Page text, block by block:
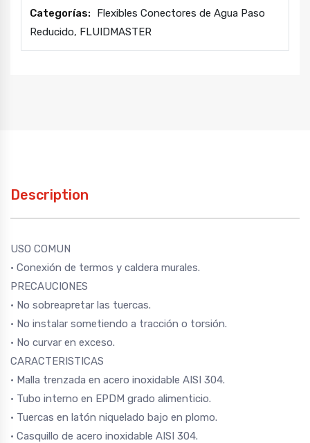
Categorías:
Flexibles Conectores de Agua Paso
Reducido, FLUIDMASTER
Description
USO COMUN
• Conexión de termos y caldera murales.
PRECAUCIONES
• No sobreapretar las tuercas.
• No instalar sometiendo a tracción o torsión.
• No curvar en exceso.
CARACTERISTICAS
• Malla trenzada en acero inoxidable AISI 304.
• Tubo interno en EPDM grado alimenticio.
• Tuercas en latón niquelado bajo en plomo.
• Casquillo de acero inoxidable AISI 304.